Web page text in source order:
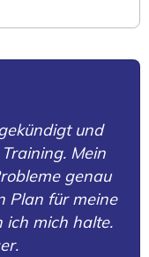
und
Mein
genau
Plan für meine
ich mich halte.